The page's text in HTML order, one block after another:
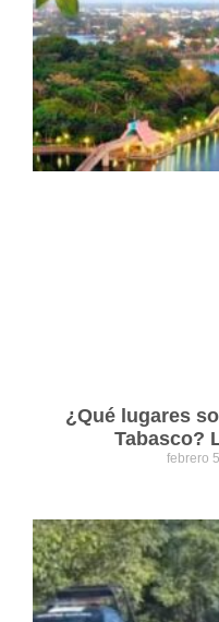
¿Qué lugares
Tabasco?
febrero